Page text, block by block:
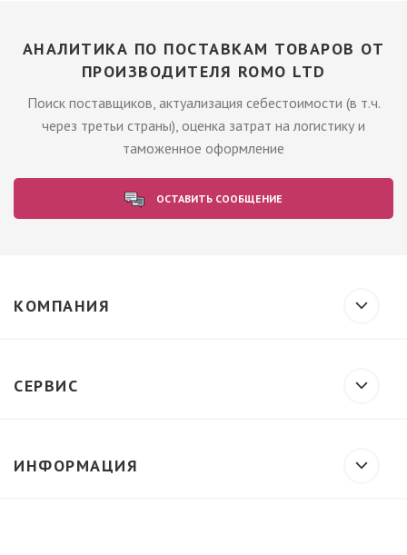
АНАЛИТИКА ПО ПОСТАВКАМ ТОВАРОВ ОТ
ПРОИЗВОДИТЕЛЯ ROMO LTD
Поиск поставщиков, актуализация себестоимости (в т.ч.
через третьи страны), оценка затрат на логистику и
таможенное оформление
ОСТАВИТЬ СООБЩЕНИЕ
КОМПАНИЯ
СЕРВИС
ИНФОРМАЦИЯ